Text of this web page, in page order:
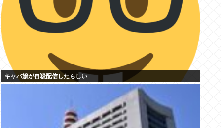
キャバ嬢が自殺配信したらしい